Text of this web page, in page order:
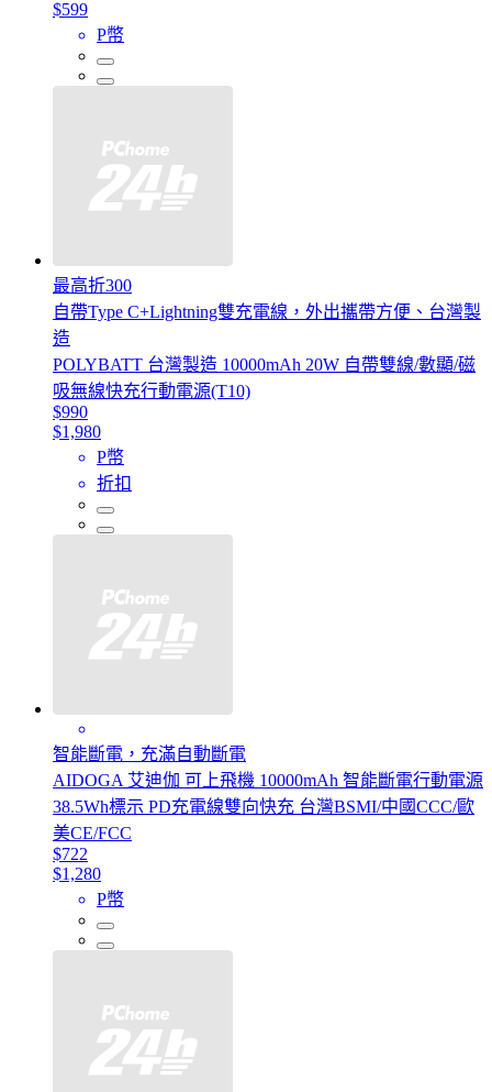
$599
P幣
最高折300
自帶Type C+Lightning雙充電線，外出攜帶方便、台灣製
造
POLYBATT 台灣製造 10000mAh 20W 自帶雙線/數顯/磁
吸無線快充行動電源(T10)
$990
$1,980
P幣
折扣
智能斷電，充滿自動斷電
AIDOGA 艾迪伽 可上飛機 10000mAh 智能斷電行動電源
38.5Wh標示 PD充電線雙向快充 台灣BSMI/中國CCC/歐
美CE/FCC
$722
$1,280
P幣